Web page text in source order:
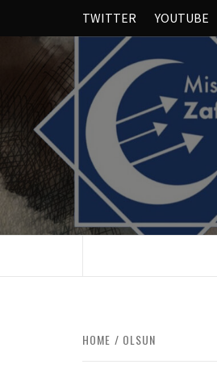
TWITTER YOUTUBE
HOME OLSUN